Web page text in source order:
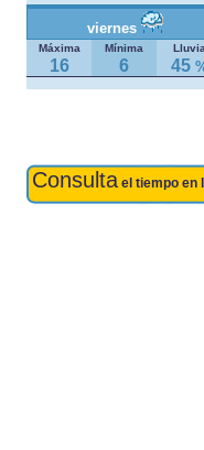
viernes
Máxima Mínima
16 6 45
Consulta el tiempo en